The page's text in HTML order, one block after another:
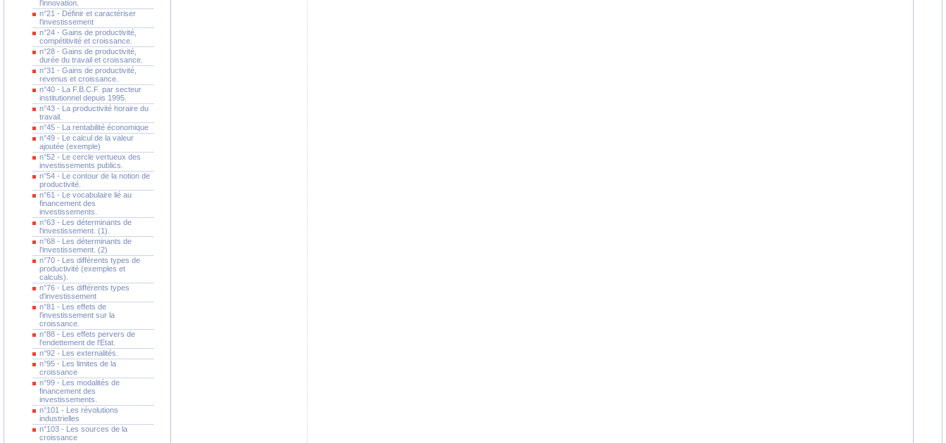
l'innovation.
n°21 - Définir et caractériser
l'investissement
n°24 - Gains de productivité,
compétitivité et croissance.
n°28 - Gains de productivité,
durée du travail et croissance.
n°31 - Gains de productivité,
revenus et croissance.
n°40 - La F.B.C.F. par secteur
institutionnel depuis 1995.
n°43 - La productivité horaire du
travail.
n°45 - La rentabilité économique
n°49 - Le calcul de la valeur
ajoutée (exemple)
n°52 - Le cercle vertueux des
investissements publics.
n°54 - Le contour de la notion de
productivité.
n°61 - Le vocabulaire lié au
financement des
investissements.
n°63 - Les déterminants de
l'investissement. (1).
n°68 - Les déterminants de
l'investissement. (2)
n°70 - Les différents types de
productivité (exemples et
calculs).
n°76 - Les différents types
d'investissement
n°81 - Les effets de
l'investissement sur la
croissance.
n°88 - Les effets pervers de
l'endettement de l'Etat.
n°92 - Les externalités.
n°95 - Les limites de la
croissance
n°99 - Les modalités de
financement des
investissements.
n°101 - Les révolutions
industrielles
n°103 - Les sources de la
croissance